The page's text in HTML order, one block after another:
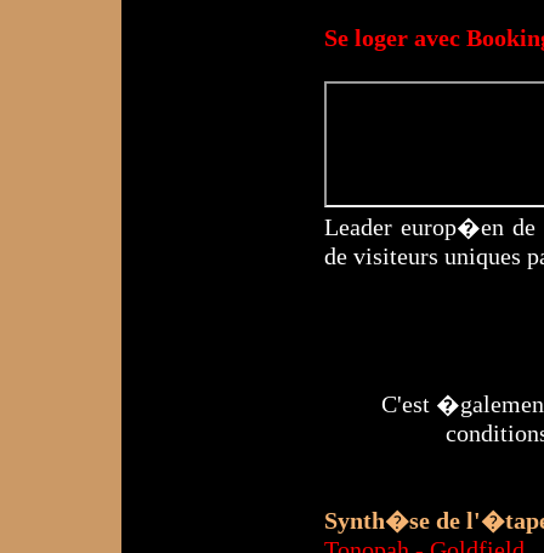
Se loger avec
Leader europ�en
de visiteurs uniques
C'est
Synth�se de